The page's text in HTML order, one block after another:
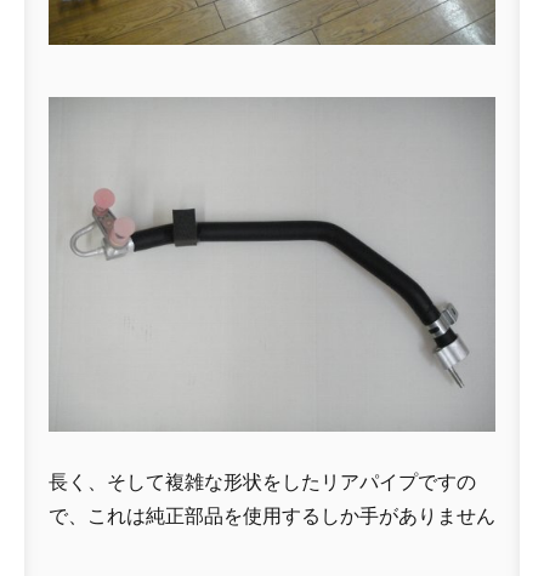
長く、そして複雑な形状をしたリアパイプですの
で、これは純正部品を使用するしか手がありません